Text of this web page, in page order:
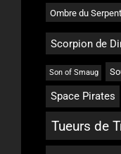
Ombre du Serpent
Scorpion de
Son of Smaug
Space Pirates
Tueurs de